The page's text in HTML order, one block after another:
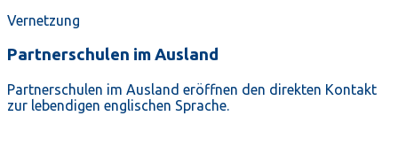
Vernetzung
Partnerschulen im Ausland
Partnerschulen im Ausland eröffnen den direkten Kontakt
zur lebendigen englischen Sprache.